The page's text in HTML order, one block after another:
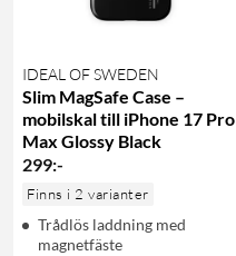
IDEAL OF SWEDEN
Slim MagSafe Case –
mobilskal till iPhone 17 Pro
Max Glossy Black
299:-
Finns i 2 varianter
Trådlös laddning med
magnetfäste